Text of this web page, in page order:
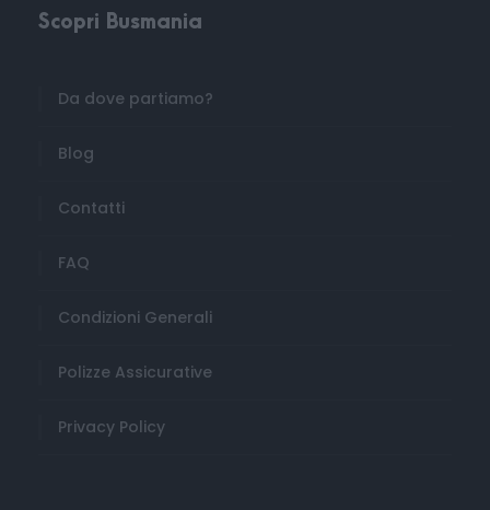
Scopri Busmania
Da dove partiamo?
Blog
Contatti
FAQ
Condizioni Generali
Polizze Assicurative
Privacy Policy